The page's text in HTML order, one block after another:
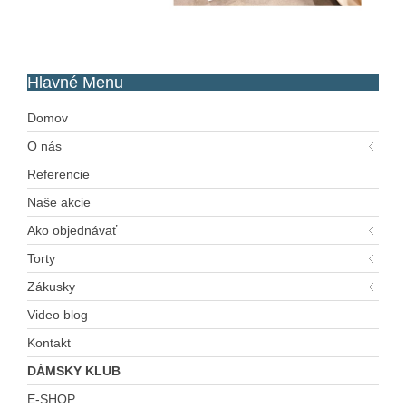
Hlavné Menu
Domov
O nás
Referencie
Naše akcie
Ako objednávať
Torty
Zákusky
Video blog
Kontakt
DÁMSKY KLUB
E-SHOP